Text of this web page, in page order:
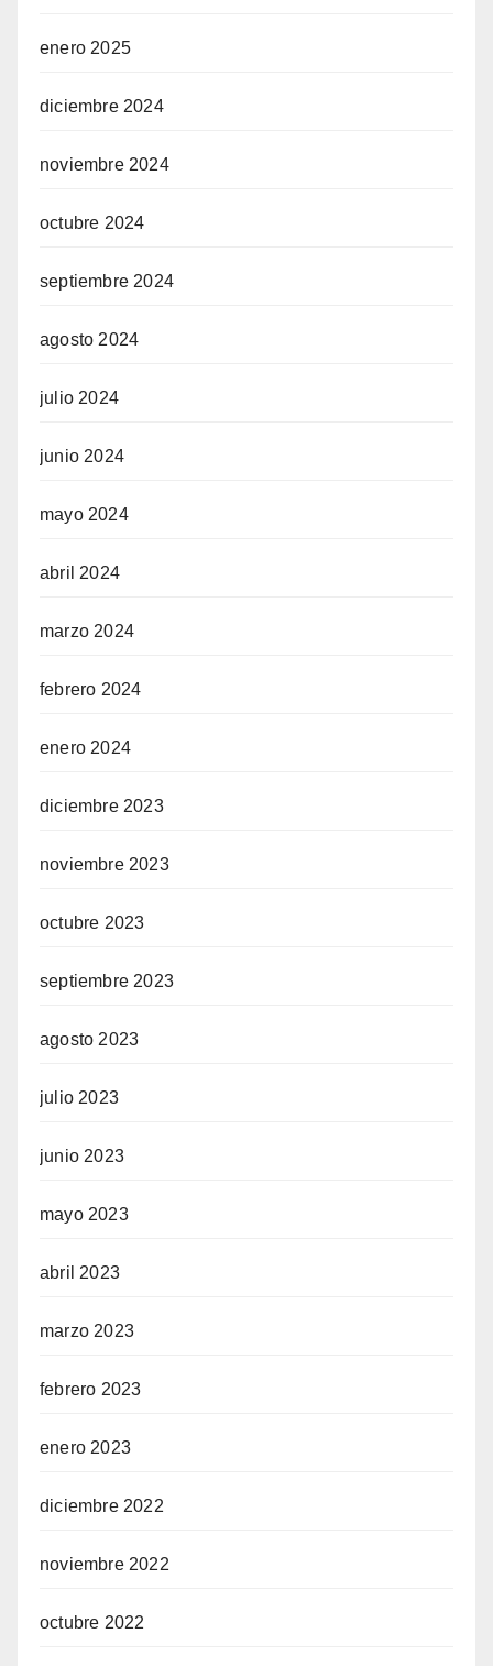
enero 2025
diciembre 2024
noviembre 2024
octubre 2024
septiembre 2024
agosto 2024
julio 2024
junio 2024
mayo 2024
abril 2024
marzo 2024
febrero 2024
enero 2024
diciembre 2023
noviembre 2023
octubre 2023
septiembre 2023
agosto 2023
julio 2023
junio 2023
mayo 2023
abril 2023
marzo 2023
febrero 2023
enero 2023
diciembre 2022
noviembre 2022
octubre 2022